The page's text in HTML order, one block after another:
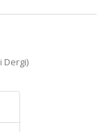
Dergi)